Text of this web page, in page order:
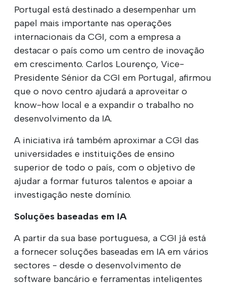
Portugal está destinado a desempenhar um
papel mais importante nas operações
internacionais da CGI, com a empresa a
destacar o país como um centro de inovação
em crescimento. Carlos Lourenço, Vice-
Presidente Sénior da CGI em Portugal, afirmou
que o novo centro ajudará a aproveitar o
know-how local e a expandir o trabalho no
desenvolvimento da IA.
A iniciativa irá também aproximar a CGI das
universidades e instituições de ensino
superior de todo o país, com o objetivo de
ajudar a formar futuros talentos e apoiar a
investigação neste domínio.
Soluções baseadas em IA
A partir da sua base portuguesa, a CGI já está
a fornecer soluções baseadas em IA em vários
sectores - desde o desenvolvimento de
software bancário e ferramentas inteligentes